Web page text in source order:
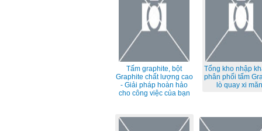
Tấm graphite, bột
Graphite chất lượng cao
- Giải pháp hoàn hảo
cho công việc của bạn
Tổng kho nhập
phân phối tấm
lò quay xi